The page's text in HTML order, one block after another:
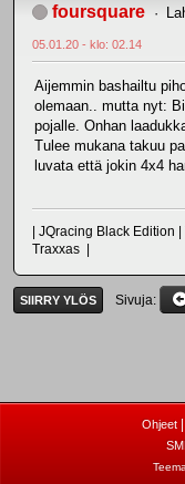
foursquare
05.01.20 - klo: 02.14
Aijemmin bashailtu
olemaan.. mutta nyt:
pojalle. Onhan
Tulee mukana takuu
luvata että jokin 4x4
| JQracing Black Edition
Traxxas |
SIIRRY YLÖS Sivuja
Ohjeet|